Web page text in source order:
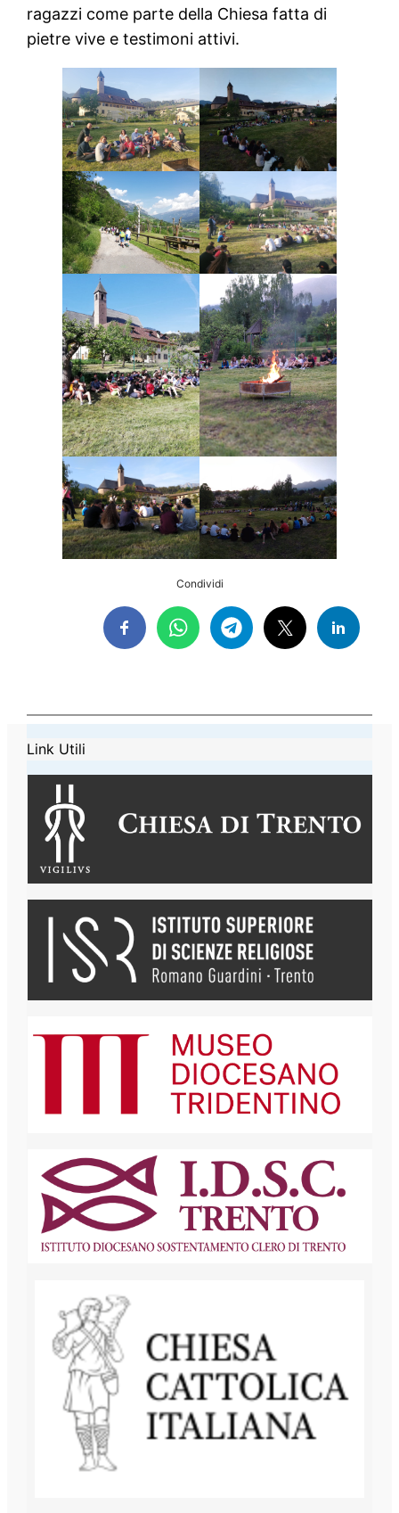
ragazzi come parte della Chiesa fatta di
pietre vive e testimoni attivi.
Condividi
Link Utili